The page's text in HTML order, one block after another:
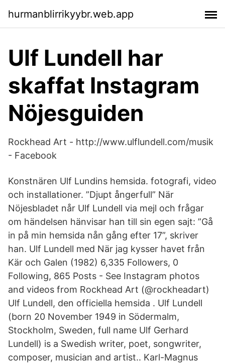
hurmanblirrikyybr.web.app
Ulf Lundell har
skaffat Instagram
Nöjesguiden
Rockhead Art - http://www.ulflundell.com/musik
- Facebook
Konstnären Ulf Lundins hemsida. fotografi, video
och installationer. ”Djupt ångerfull” När
Nöjesbladet når Ulf Lundell via mejl och frågar
om händelsen hänvisar han till sin egen sajt: ”Gå
in på min hemsida nån gång efter 17”, skriver
han. Ulf Lundell med När jag kysser havet från
Kär och Galen (1982) 6,335 Followers, 0
Following, 865 Posts - See Instagram photos
and videos from Rockhead Art (@rockheadart)
Ulf Lundell, den officiella hemsida . Ulf Lundell
(born 20 November 1949 in Södermalm,
Stockholm, Sweden, full name Ulf Gerhard
Lundell) is a Swedish writer, poet, songwriter,
composer, musician and artist.. Karl-Magnus